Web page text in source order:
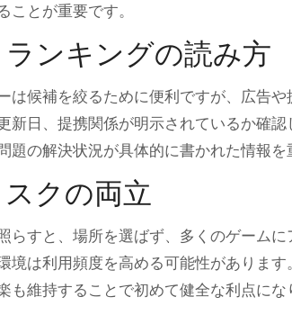
ことが重要です。
ンキングの読み方
は候補を絞るために便利ですが、広告や
新日、提携関係が明示されているか確
題の解決状況が具体的に書かれた情報を
クの両立
らすと、場所を選ばず、多くのゲームに
境は利用頻度を高める可能性があります
も維持することで初めて健全な利点にな